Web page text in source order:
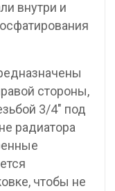
внутри и
стороны,
3/4″ под
радиатора
чтобы не